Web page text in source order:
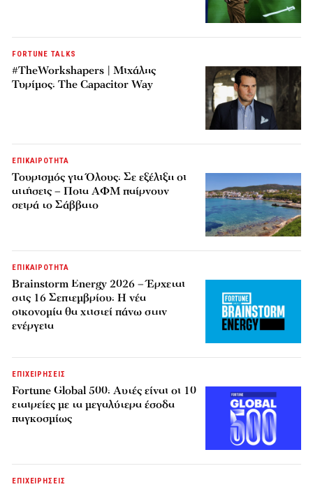
FORTUNE TALKS
#TheWorkshapers | Μιχάλης
Τυρίμος: The Capacitor Way
ΕΠΙΚΑΙΡΟΤΗΤΑ
Τουρισμός για Όλους: Σε εξέλιξη οι
αιτήσεις – Ποια ΑΦΜ παίρνουν
σειρά το Σάββατο
ΕΠΙΚΑΙΡΟΤΗΤΑ
Brainstorm Energy 2026 – Έρχεται
στις 16 Σεπτεμβρίου: Η νέα
οικονομία θα χτιστεί πάνω στην
ενέργεια
ΕΠΙΧΕΙΡΗΣΕΙΣ
Fortune Global 500: Αυτές είναι οι 10
εταιρείες με τα μεγαλύτερα έσοδα
παγκοσμίως
ΕΠΙΧΕΙΡΗΣΕΙΣ